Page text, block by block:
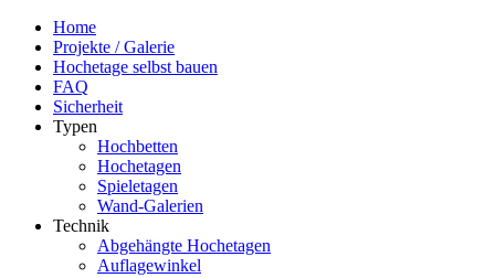
Home
Projekte / Galerie
Hochetage selbst bauen
FAQ
Sicherheit
Typen
Hochbetten
Hochetagen
Spieletagen
Wand-Galerien
Technik
Abgehängte Hochetagen
Auflagewinkel